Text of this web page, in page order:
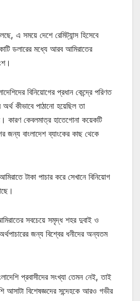
এ সময়ে দেশে রেমিট্যান্স হিসেবে
ডলারের মধ্যে আরব আমিরাতের
বিনিয়োগের প্রধান কেন্দ্রে পরিণত
কীভাবে পাঠানো হয়েছিল তা
কারণ কেবলমাত্র হাতেগোনা কয়েকটি
জন্য বাংলাদেশ ব্যাংকের কাছ থেকে
টাকা পাচার করে সেখানে বিনিয়োগ
সবচেয়ে সমৃদ্ধ শহর দুবাই ও
জন্য বিশ্বের ধনীদের অন্যতম
প্রবাসীদের সংখ্যা তেমন নেই, তাই
আসাটা বিশেষজ্ঞদের সন্দেহকে আরও গভীর